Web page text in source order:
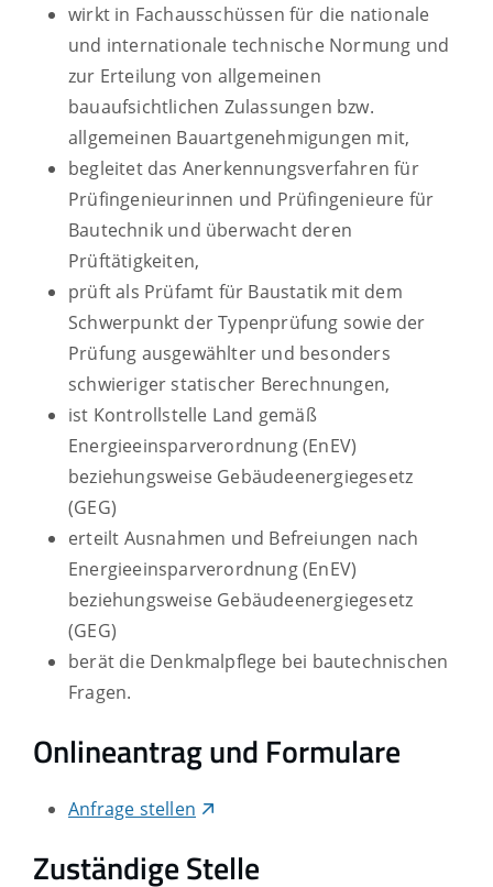
wirkt in Fachausschüssen für die nationale
und internationale technische Normung und
zur Erteilung von allgemeinen
bauaufsichtlichen Zulassungen bzw.
allgemeinen Bauartgenehmigungen mit,
begleitet das Anerkennungsverfahren für
Prüfingenieurinnen und Prüfingenieure für
Bautechnik und überwacht deren
Prüftätigkeiten,
prüft als Prüfamt für Baustatik mit dem
Schwerpunkt der Typenprüfung sowie der
Prüfung ausgewählter und besonders
schwieriger statischer Berechnungen,
ist Kontrollstelle Land gemäß
Energieeinsparverordnung (EnEV)
beziehungsweise Gebäudeenergiegesetz
(GEG)
erteilt Ausnahmen und Befreiungen nach
Energieeinsparverordnung (EnEV)
beziehungsweise Gebäudeenergiegesetz
(GEG)
berät die Denkmalpflege bei bautechnischen
Fragen.
Onlineantrag und Formulare
Anfrage stellen
Zuständige Stelle